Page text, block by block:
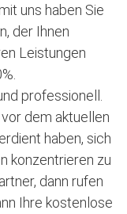
uns haben Sie
der Ihnen
Leistungen
professionell.
dem aktuellen
haben, sich
konzentrieren zu
dann rufen
Ihre kostenlose